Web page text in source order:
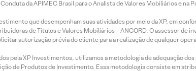
da APIMEC Brasil para o Analista de Valores Mobiliários e na
que desempenham suas atividades por meio da XP, em
de Títulos e Valores Mobiliários – ANCORD. O assessor de
autorização prévia do cliente para a realização de qualquer
pela XP Investimentos, utilizamos a metodologia de adequação
de Produtos de Investimento. Essa metodologia consiste em